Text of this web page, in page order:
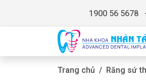
1900 56 5678
Trang chủ Răng sứ